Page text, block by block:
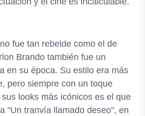
fue tan rebelde como el de
Brando también fue un
en su época. Su estilo era más
pero siempre con un toque
looks más icónicos es el que
"Un tranvía llamado deseo", en